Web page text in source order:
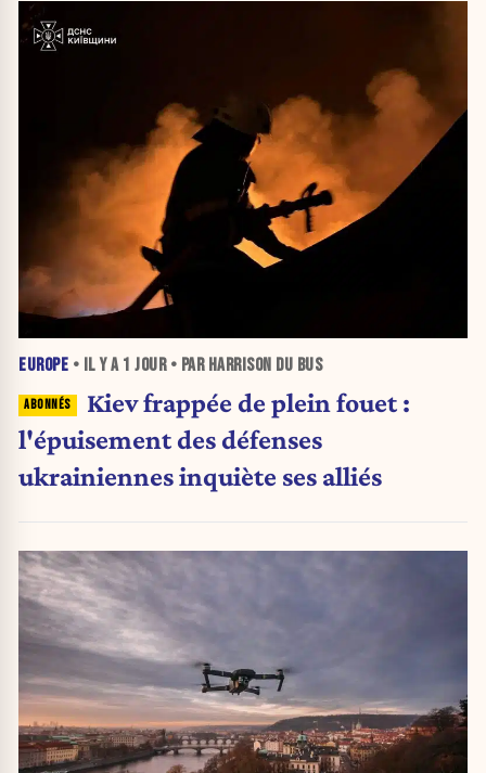
EUROPE • IL Y A 1 JOUR• PAR HARRISON DU BUS
Kiev frappée de plein fouet :
l'épuisement des défenses
ukrainiennes inquiète ses alliés